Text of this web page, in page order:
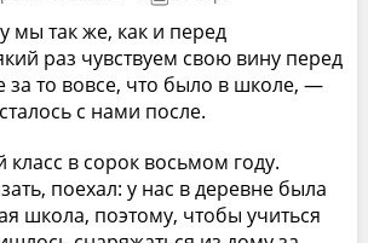
мы так же, как и перед
раз чувствуем свою вину перед
за то вовсе, что было в школе, —
с нами после.
в сорок восьмом году.
поехал: у нас в деревне была
школа, поэтому, чтобы учиться